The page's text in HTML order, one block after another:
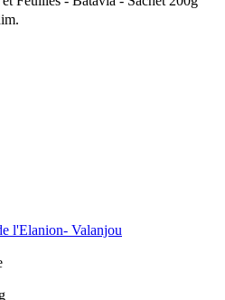
l'Elanion- Valanjou